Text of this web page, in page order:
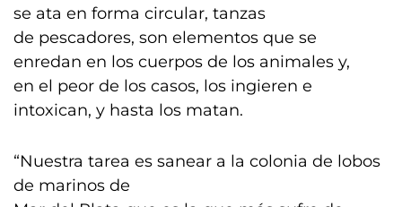
se ata en forma circular, tanzas
de pescadores, son elementos que se
enredan en los cuerpos de los animales y,
en el peor de los casos, los ingieren e
intoxican, y hasta los matan.
“Nuestra tarea es sanear a la colonia de lobos
de marinos de